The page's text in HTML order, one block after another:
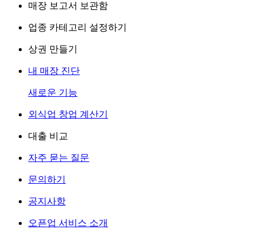
매장 보고서 보관함
업종 카테고리 설정하기
상권 만들기
내 매장 진단
새로운 기능
외식업 창업 계산기
대출 비교
자주 묻는 질문
문의하기
공지사항
오픈업 서비스 소개